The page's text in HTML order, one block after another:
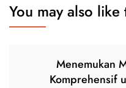
You may also like
Menemukan
Komprehensif